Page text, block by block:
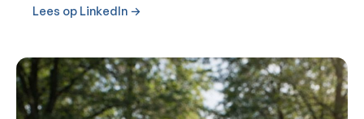
Lees op LinkedIn →